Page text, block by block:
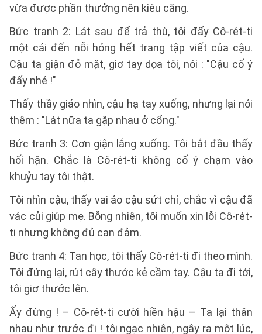
vừa được phần thưởng nên kiêu căng.
Bức tranh 2: Lát sau để trả thù, tôi đẩy Cô-rét-ti
một cái đến nỗi hỏng hết trang tập viết của cậu.
Cậu ta giận đỏ mặt, giơ tay dọa tôi, nói : "Cậu cố ý
đấy nhé !"
Thấy thầy giáo nhìn, cậu hạ tay xuống, nhưng lại nói
thêm : "Lát nữa ta gặp nhau ở cổng."
Bức tranh 3: Cơn giận lắng xuống. Tôi bắt đầu thấy
hối hận. Chắc là Cô-rét-ti không cố ý chạm vào
khuỷu tay tôi thật.
Tôi nhìn cậu, thấy vai áo cậu sứt chỉ, chắc vì cậu đã
vác củi giúp mẹ. Bỗng nhiên, tôi muốn xin lỗi Cô-rét-
ti nhưng không đủ can đảm.
Bức tranh 4: Tan học, tôi thấy Cô-rét-ti đi theo mình.
Tôi đứng lại, rút cây thước kẻ cầm tay. Cậu ta đi tới,
tôi giơ thước lên.
Ấy đừng ! – Cô-rét-ti cười hiền hậu – Ta lại thân
nhau như trước đi ! tôi ngạc nhiên, ngây ra một lúc,